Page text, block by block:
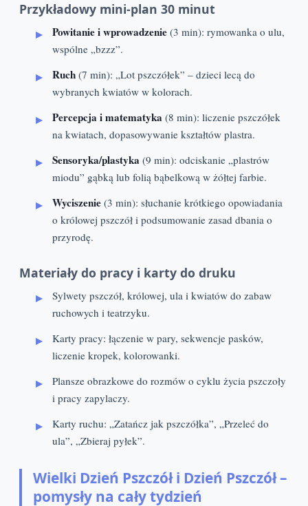
Przykładowy mini-plan 30 minut
Powitanie i wprowadzenie (3 min): rymowanka o ulu,
wspólne „bzzz”.
Ruch (7 min): „Lot pszczółek” – dzieci lecą do
wybranych kwiatów w kolorach.
Percepcja i matematyka (8 min): liczenie pszczółek
na kwiatach, dopasowywanie kształtów plastra.
Sensoryka/plastyka (9 min): odciskanie „plastrów
miodu” gąbką lub folią bąbelkową w żółtej farbie.
Wyciszenie (3 min): słuchanie krótkiego opowiadania
o królowej pszczół i podsumowanie zasad dbania o
przyrodę.
Materiały do pracy i karty do druku
Sylwety pszczół, królowej, ula i kwiatów do zabaw
ruchowych i teatrzyku.
Karty pracy: łączenie w pary, sekwencje pasków,
liczenie kropek, kolorowanki.
Plansze obrazkowe do rozmów o cyklu życia pszczoły
i pracy zapylaczy.
Karty ruchu: „Zatańcz jak pszczółka”, „Przeleć do
ula”, „Zbieraj pyłek”.
Wielki Dzień Pszczół i Dzień Pszczół –
pomysły na cały tydzień